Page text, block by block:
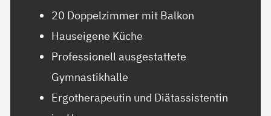
20 Doppelzimmer mit Balkon
Hauseigene Küche
Professionell ausgestattete
Gymnastikhalle
Ergotherapeutin und Diätassistentin